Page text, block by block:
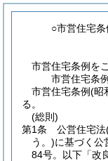
○市営住宅条
市営住宅条例を
市営住宅条例
市営住宅条例(昭
る。
(総則)
第1条
公営住宅法
う。)に基づく公
84号。以下「改